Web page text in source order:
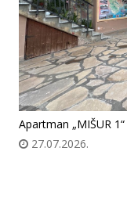
Apartman „MIŠUR 1“
27.07.2026.